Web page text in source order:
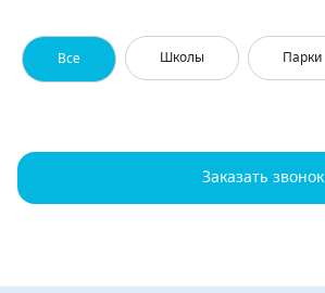
Все Школы Парки
Заказать звонок